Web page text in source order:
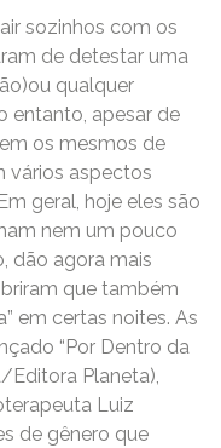
sozinhos com os
de detestar uma
qualquer
entanto, apesar de
os mesmos de
vários aspectos
geral, hoje eles são
nem um pouco
dão agora mais
que também
em certas noites. As
“Por Dentro da
Editora Planeta),
Luiz
de gênero que